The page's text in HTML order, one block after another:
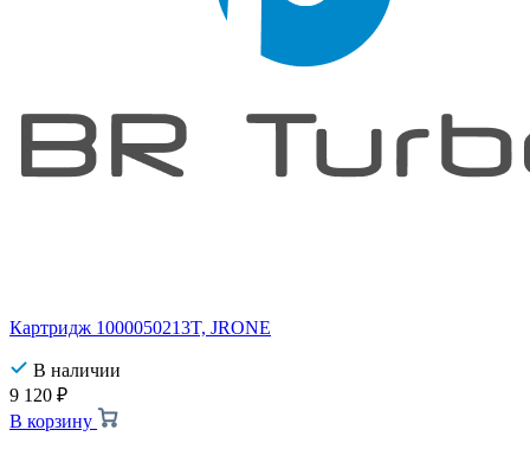
Картридж 1000050213T, JRONE
В наличии
9 120 ₽
В корзину